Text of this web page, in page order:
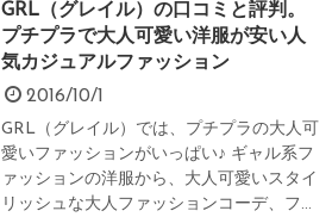
GRL（グレイル）の口コミと評判。
プチプラで大人可愛い洋服が安い人
気カジュアルファッション
2016/10/1
GRL（グレイル）では、プチプラの大人可
愛いファッションがいっぱい♪ ギャル系フ
ァッションの洋服から、大人可愛いスタイ
リッシュな大人ファッションコーデ、フ...